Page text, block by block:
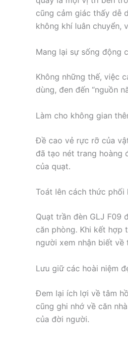
cũng cảm giác thấy dễ
không khí luân chuyển,
Mang lại sự sống động
Không những thế, việc
dùng, đen đến “nguồn
Làm cho không gian
Đề cao vẻ rực rỡ của
đã tạo nét trang hoàng
của quạt.
Toát lên cách thức
Quạt trần đèn GLJ F09
căn phòng. Khi kết hợp
người xem nhận biết
Lưu giữ các hoài niệm
Đem lại ích lợi về tâm
cũng ghi nhớ về căn
của đời người.